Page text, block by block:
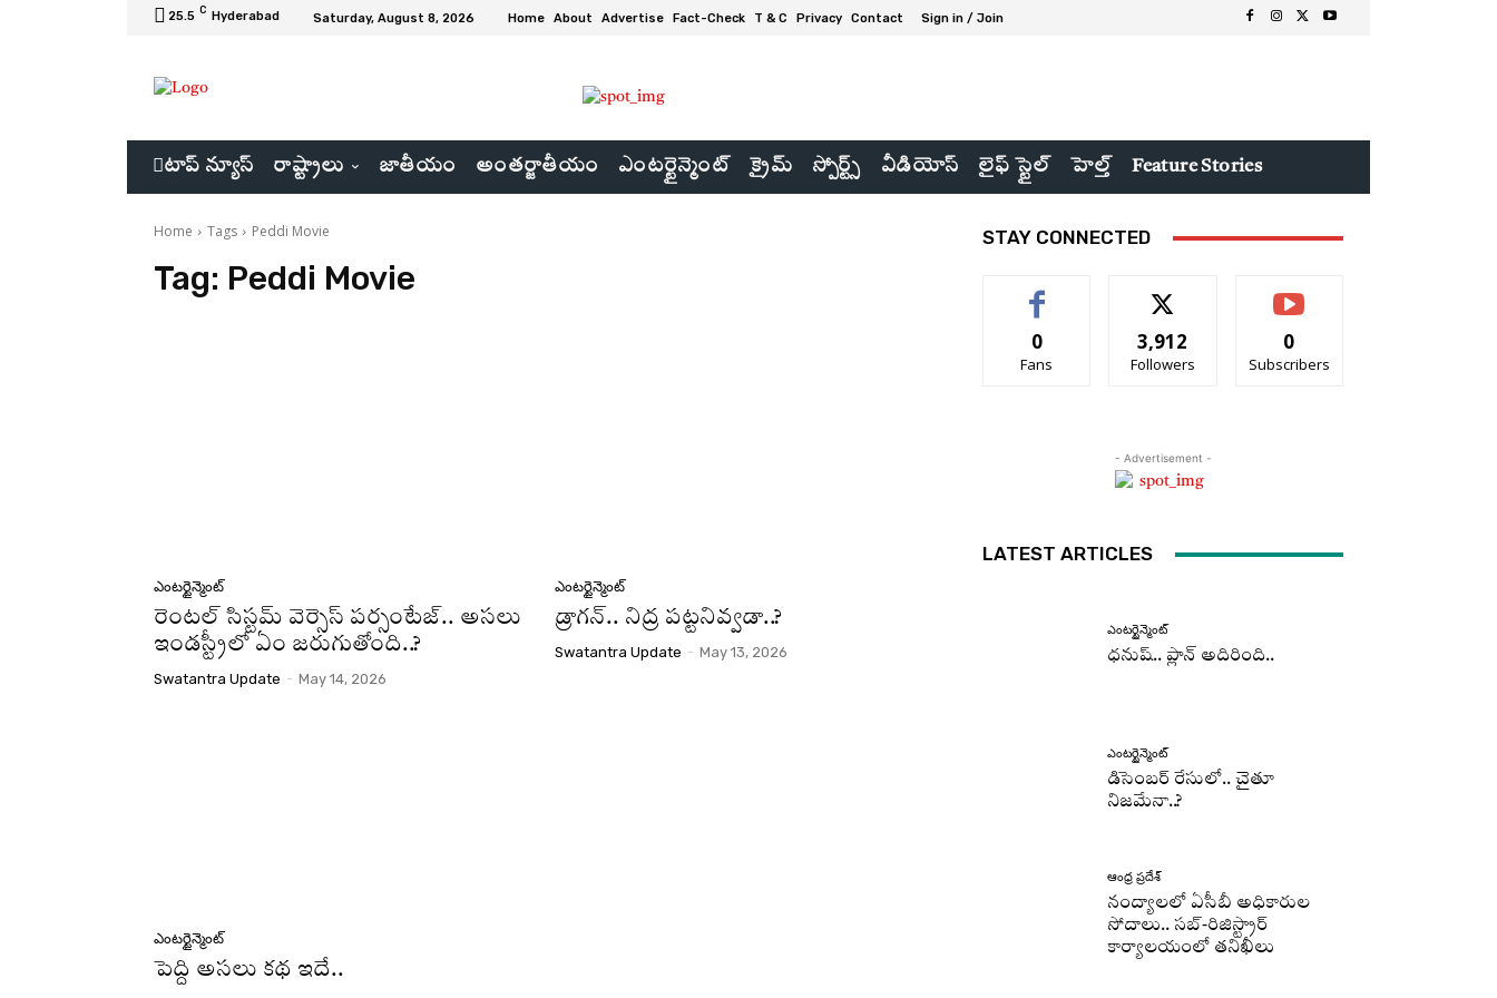
25.5 C Hyderabad Saturday, August 8, 2026 Home About Advertise Fact-Check T & C Privacy Contact Sign in / Join
టాప్ న్యూస్ రాష్ట్రాలు జాతీయం అంతర్జాతీయం ఎంటర్టైన్మెంట్ క్రైమ్ స్పోర్ట్స్ వీడియోస్ లైఫ్ స్టైల్ హెల్త్ Feature Stories
Home Tags Peddi Movie
Tag: Peddi Movie
ఎంటర్టైన్మెంట్
రెంటల్ సిస్టమ్ వెర్సెస్ పర్సంటేజ్.. అసలు
ఇండస్ట్రీలో ఏం జరుగుతోంది..?
Swatantra Update - May 14, 2026
ఎంటర్టైన్మెంట్
డ్రాగన్.. నిద్ర పట్టనివ్వడా..?
Swatantra Update - May 13, 2026
ఎంటర్టైన్మెంట్
పెద్ది అసలు కథ ఇదే..
STAY CONNECTED
0
Fans
3,912
Followers
0
Subscribers
- Advertisement -
LATEST ARTICLES
ఎంటర్టైన్మెంట్
ధనుష్‌.. ప్లాన్ అదిరింది..
ఎంటర్టైన్మెంట్
డిసెంబర్ రేసులో.. చైతూ
నిజమేనా..?
ఆంధ్ర ప్రదేశ్
నంద్యాలలో ఏసీబీ అధికారుల
సోదాలు.. సబ్-రిజిస్ట్రార్
కార్యాలయంలో తనిఖీలు